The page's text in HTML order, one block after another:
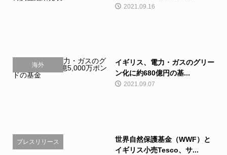
2021.09.16
海外
イギリス、電力・ガスのグリー
ン化に約680億円の基...
2021.09.07
プレスリリース
世界自然保護基金（WWF）と
イギリス小売Tesco、サ...